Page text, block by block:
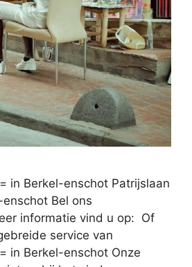
in Berkel-enschot Patrijslaan
Bel ons
informatie vind u op: Of
service van
in Berkel-enschot Onze